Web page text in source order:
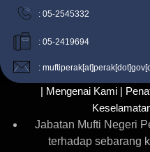
: 05-2545332
: 05-2419694
:
| Mengenai Kami |
Jabatan Mufti Negeri
terhadap sebarang